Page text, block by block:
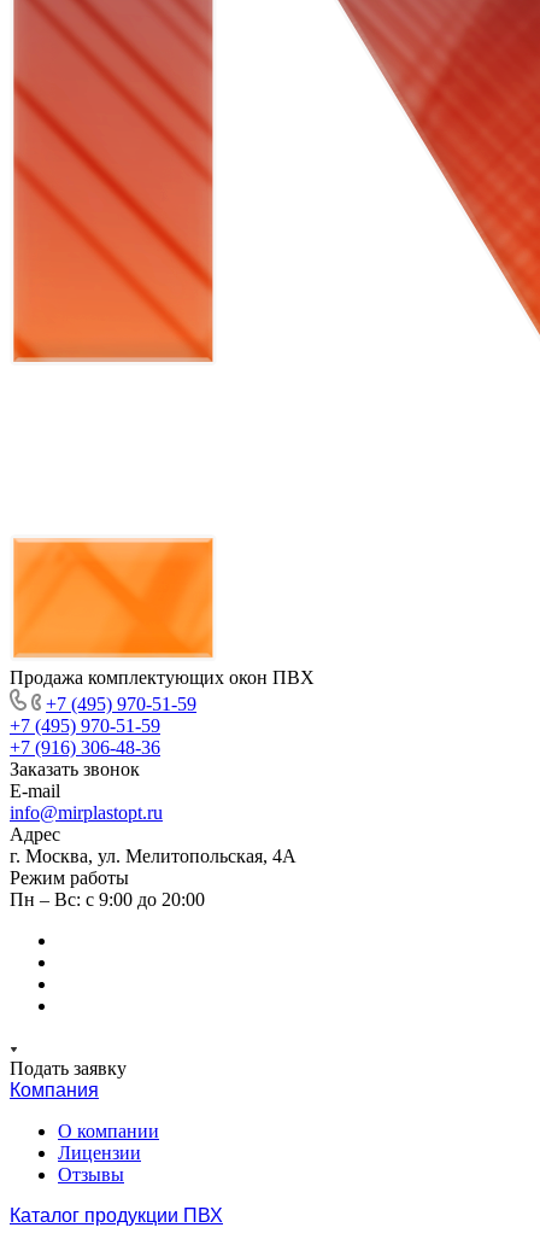
Продажа комплектующих окон ПВХ
+7 (495) 970-51-59
+7 (495) 970-51-59
+7 (916) 306-48-36
Заказать звонок
E-mail
info@mirplastopt.ru
Адрес
г. Москва, ул. Мелитопольская, 4А
Режим работы
Пн – Вс: с 9:00 до 20:00
Подать заявку
Компания
О компании
Лицензии
Отзывы
Каталог продукции ПВХ